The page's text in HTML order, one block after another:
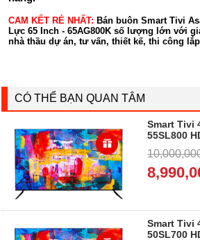
CAM KẾT RẺ NHẤT: Bán buôn Smart Tivi
Lực 65 Inch - 65AG800K số lượng lớn với
nhà thầu dự án, tư vấn, thiết kế, thi công
CÓ THỂ BẠN QUAN TÂM
Smart Tivi
55SL800
0%
Smart Tivi
50SL700